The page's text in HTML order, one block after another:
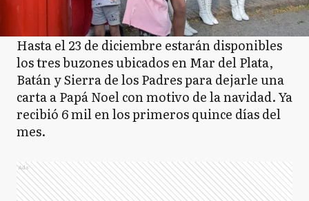
Hasta el 23 de diciembre estarán disponibles
los tres buzones ubicados en Mar del Plata,
Batán y Sierra de los Padres para dejarle una
carta a Papá Noel con motivo de la navidad. Ya
recibió 6 mil en los primeros quince días del
mes.
Ads